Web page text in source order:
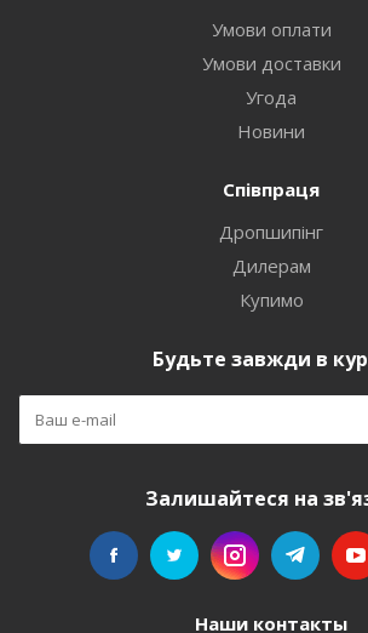
Умови оплати
Умови доставки
Угода
Новини
Співпраця
Дропшипінг
Дилерам
Купимо
Будьте завжди в
Залишайтеся на
Наши контакты